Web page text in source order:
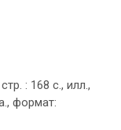
: 168 с., илл.,
формат: